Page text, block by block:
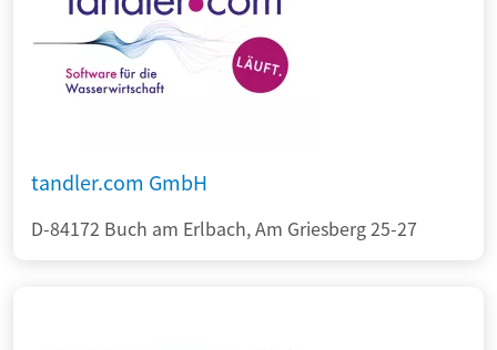
tandler.com GmbH
D-84172 Buch am Erlbach, Am Griesberg 25-27